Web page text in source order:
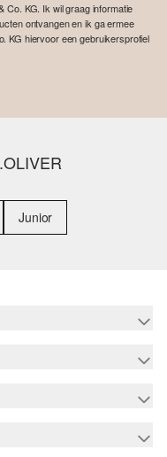
Co. KG. Ik wil graag informatie
ontvangen en ik ga ermee
KG hiervoor een gebruikersprofiel
Junior